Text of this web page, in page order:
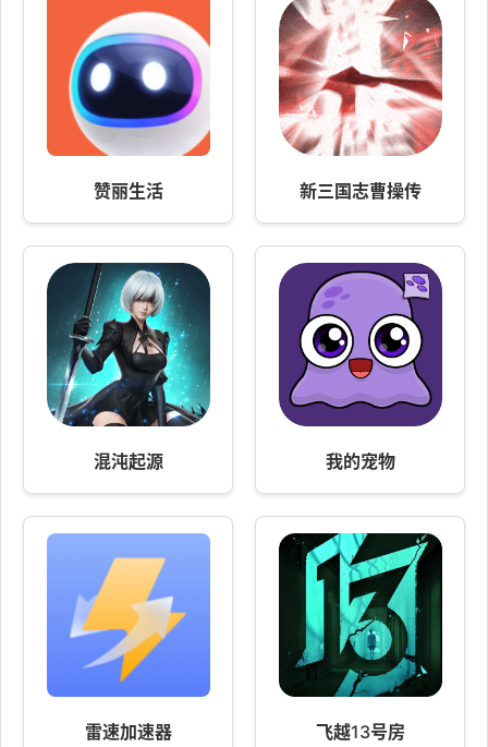
赞丽生活 新三国志曹操传
混沌起源 我的宠物
雷速加速器 飞越13号房